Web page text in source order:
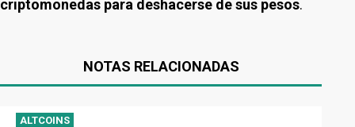
criptomonedas para deshacerse de sus pesos.
NOTAS RELACIONADAS
ALTCOINS